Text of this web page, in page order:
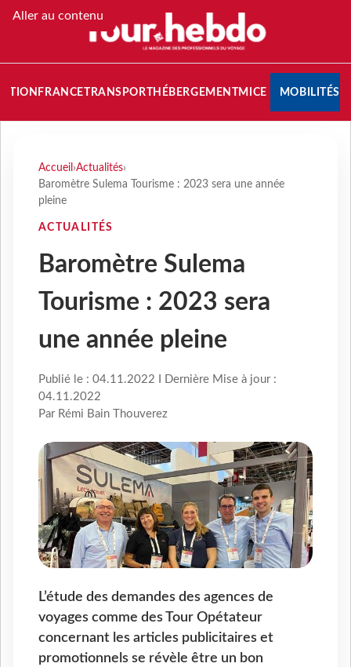
Aller au contenu
FRANCETRANSPORT HÉBERGEMENTMICE MOBILITÉS
Accueil ›Actualités›
Baromètre Sulema Tourisme : 2023 sera une année
pleine
ACTUALITÉS
Baromètre Sulema
Tourisme : 2023 sera
une année pleine
Publié le : 04.11.2022 I Dernière Mise à jour :
04.11.2022
Par Rémi Bain Thouverez
L’étude des demandes des agences de
voyages comme des Tour Opétateur
concernant les articles publicitaires et
promotionnels se révèle être un bon